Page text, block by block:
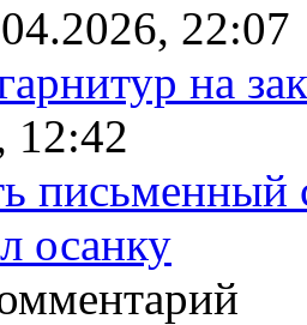
22:07
на
12:42
письменный
осанку